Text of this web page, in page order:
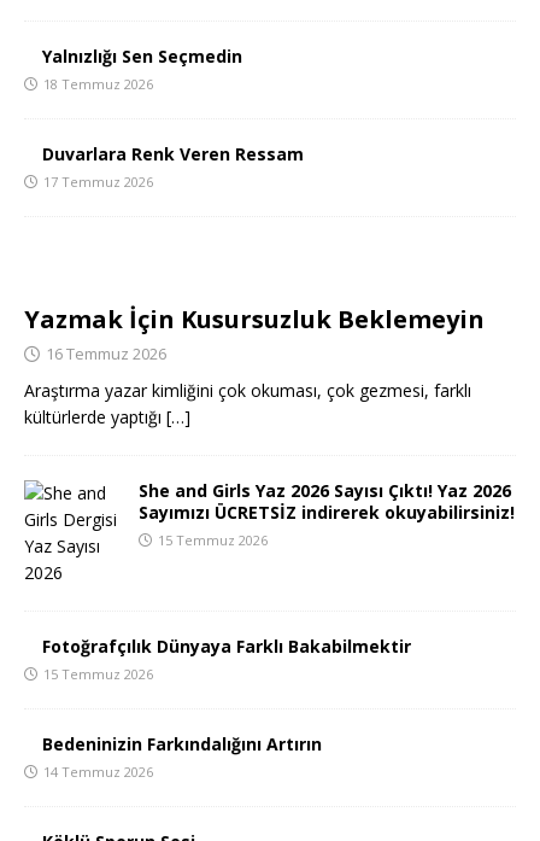
Yalnızlığı Sen Seçmedin
18 Temmuz 2026
Duvarlara Renk Veren Ressam
17 Temmuz 2026
Yazmak İçin Kusursuzluk Beklemeyin
16 Temmuz 2026
Araştırma yazar kimliğini çok okuması, çok gezmesi, farklı
kültürlerde yaptığı […]
She and Girls Yaz 2026 Sayısı Çıktı! Yaz 2026
Sayımızı ÜCRETSİZ indirerek okuyabilirsiniz!
15 Temmuz 2026
Fotoğrafçılık Dünyaya Farklı Bakabilmektir
15 Temmuz 2026
Bedeninizin Farkındalığını Artırın
14 Temmuz 2026